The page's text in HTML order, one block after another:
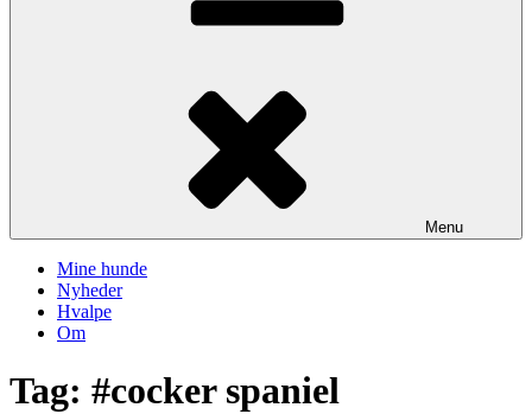
Menu
Mine hunde
Nyheder
Hvalpe
Om
Tag: #cocker spaniel